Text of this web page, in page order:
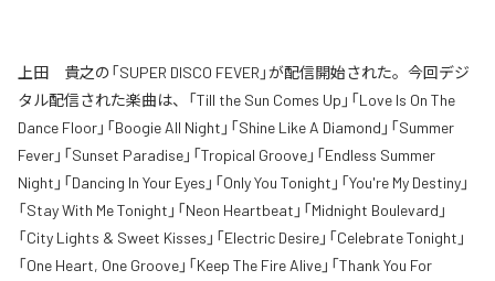
上田 貴之の「SUPER DISCO FEVER」が配信開始された。今回デジ
タル配信された楽曲は、「Till the Sun Comes Up」「Love Is On The
Dance Floor」「Boogie All Night」「Shine Like A Diamond」「Summer
Fever」「Sunset Paradise」「Tropical Groove」「Endless Summer
Night」「Dancing In Your Eyes」「Only You Tonight」「You're My Destiny」
「Stay With Me Tonight」「Neon Heartbeat」「Midnight Boulevard」
「City Lights & Sweet Kisses」「Electric Desire」「Celebrate Tonight」
「One Heart, One Groove」「Keep The Fire Alive」「Thank You For